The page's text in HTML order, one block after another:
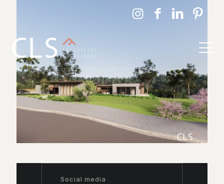
Social media